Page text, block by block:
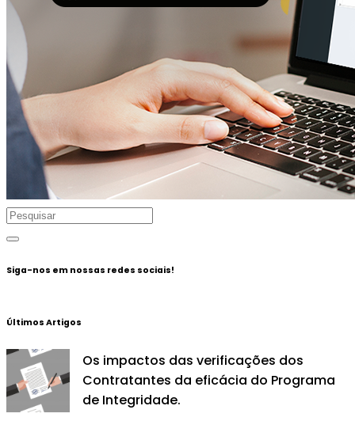
Siga-nos em nossas redes sociais!
Últimos Artigos
Os impactos das verificações dos
Contratantes da eficácia do Programa
de Integridade.